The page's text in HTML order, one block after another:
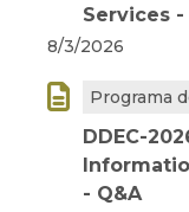
Services -
8/3/2026
 Programa
DDEC-
- Q&A